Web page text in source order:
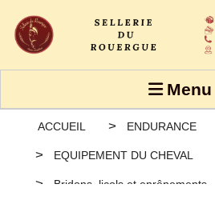
Menu
ACCUEIL ENDURANCE
EQUIPEMENT DU CHEVAL
Bridons, licols et enrênements
Rênes endurance R-Grip